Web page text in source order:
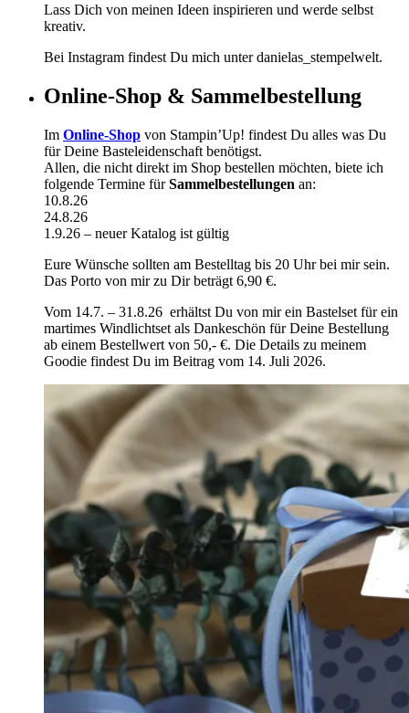
Lass Dich von meinen Ideen inspirieren und werde selbst
kreativ.
Bei Instagram findest Du mich unter danielas_stempelwelt.
Online-Shop & Sammelbestellung
Im Online-Shop von Stampin’Up! findest Du alles was Du
für Deine Basteleidenschaft benötigst.
Allen, die nicht direkt im Shop bestellen möchten, biete ich
folgende Termine fürSammelbestellungen an:
10.8.26
24.8.26
1.9.26 – neuer Katalog ist gültig
Eure Wünsche sollten am Bestelltag bis 20 Uhr bei mir sein.
Das Porto von mir zu Dir beträgt 6,90 €.
Vom 14.7. – 31.8.26 erhältst Du von mir ein Bastelset für ein
martimes Windlichtset als Dankeschön für Deine Bestellung
ab einem Bestellwert von 50,- €. Die Details zu meinem
Goodie findest Du im Beitrag vom 14. Juli 2026.